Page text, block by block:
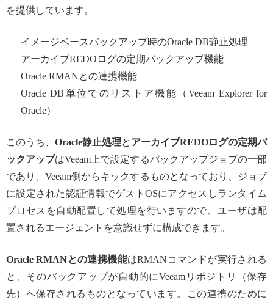
を提供しています。
イメージベースバックアップ時のOracle DB静止処理
アーカイブREDOログの定期バックアップ機能
Oracle RMANとの連携機能
Oracle DB単位でのリストア機能（Veeam Explorer for
Oracle）
このうち、 Oracle静止処理と アーカイブREDOログの定期バ
ックアップはVeeam上で設定するバックアップジョブの一部
であり、Veeam側からキックするものとなっており、ジョブ
に設定された認証情報でゲストOSにアクセスしランタイム
プロセスを自動配置して処理を行いますので、ユーザは配
置されるエージェントを意識せずに構成できます。
Oracle RMANとの連携機能はRMANコマンドが実行される
と、そのバックアップが自動的にVeeamリポジトリ（保存
先）へ保存されるものとなっています。この連携のために